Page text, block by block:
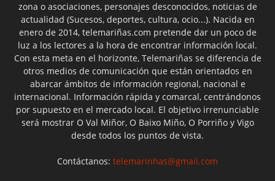
zona o asociaciones, personajes desconocidos, noticias de
actualidad (Sucesos, deportes, cultura, ocio...). Nacida en
enero de 2014, telemariñas.com pretende dar un poco de
luz a los lectores a la hora de encontrar información local.
Con esta meta en el horizonte, Telemariñas se diferencia de
otros medios de comunicación que están orientados en
abarcar ámbitos de información regional, nacional e
internacional. Información rápida y comarcal, centrándonos
por supuesto en el mercado local. El objetivo irrenunciable
será mostrar O Val Miñor, O Baixo Miño, O Porriño y Vigo
desde todos los puntos de vista.
Contáctanos: telemarinhas@gmail.com